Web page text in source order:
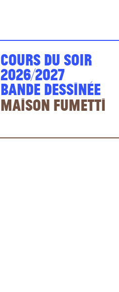
Cours du soir
2026/2027
Bande dessinée
Maison Fumetti